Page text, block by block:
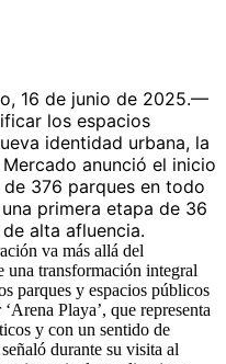
16 de junio de 2025.—
los espacios
identidad urbana, la
anunció el inicio
376 parques en todo
primera etapa de 36
alta afluencia.
va más allá del
una transformación integral
parques y espacios públicos
Playa’, que representa
y con un sentido de
durante su visita al